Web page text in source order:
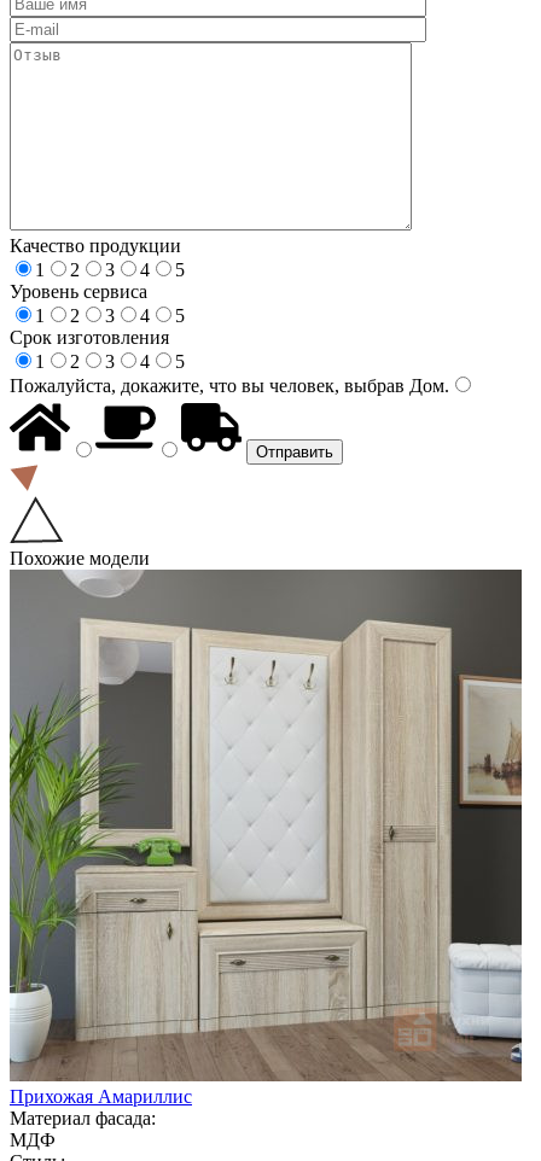
Качество продукции
1
2 3 4
5
Уровень сервиса
1
2 3 4
5
Срок изготовления
1
2 3 4
5
Пожалуйста, докажите, что вы человек, выбрав Дом.
Похожие модели
Прихожая Амариллис
Материал фасада:
МДФ